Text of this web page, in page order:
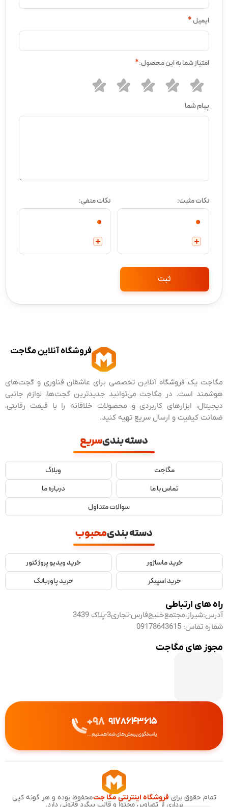
امتیاز شما به این محصول:*
پیام شما
نکات مثبت: نکات منفی:
ایمیل*
فروشگاه آنلاین مگاجت
مگاجت یک فروشگاه آنلاین تخصصی برای عاشقان فناوری و گجت‌های
هوشمند است. در مگاجت می‌توانید جدیدترین گجت‌ها، لوازم جانبی
دیجیتال، ابزارهای کاربردی و محصولات خلاقانه را با قیمت رقابتی،
ضمانت کیفیت و ارسال سریع تهیه کنید.
دسته بندیسریع
مگاجت
وبلاگ
تماس با ما
درباره ما
سوالات متداول
دسته بندیمحبوب
خرید ماساژور
خرید ویدیو پروژکتور
خرید اسپیکر
خرید پاوربانک
راه های ارتباطی
آدرس:شیراز،مجتمع‌خلیج‌فارس-تجاری3-پلاک 3439
شماره تماس: 09178643615
مجوز های مگاجت
9178643615
98+
پاسخگوی پرسش‌های شما هستیم...
تمام حقوق برای فروشگاه اینترنتی مگا جتمحفوظ بوده و هر گونه کپی
برداری از تصاویر، محتوا و قالب پیگرد قانونی دارد.